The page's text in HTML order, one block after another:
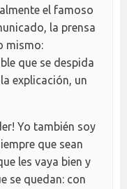
el famoso
la prensa
mismo:
que se despida
explicación, un
Yo también soy
que sean
les vaya bien y
se quedan: con